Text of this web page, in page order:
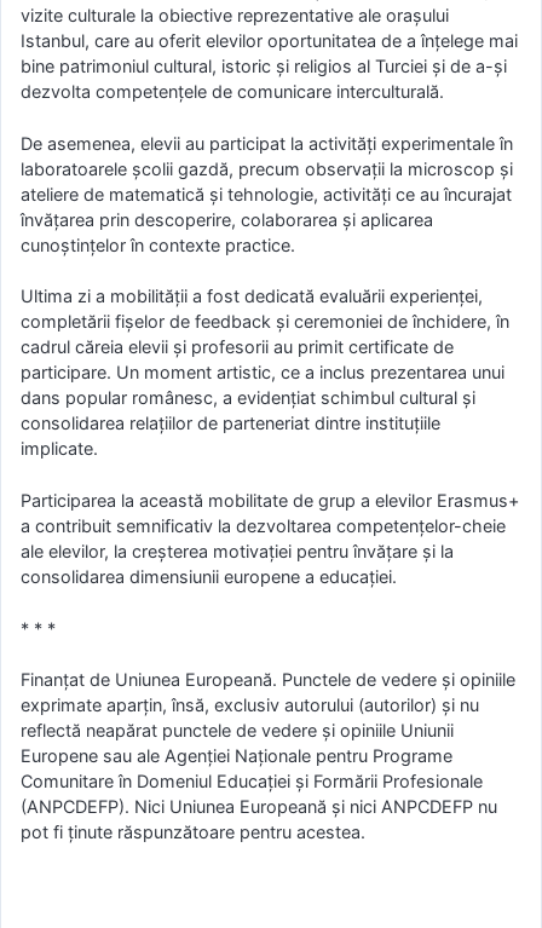
vizite culturale la obiective reprezentative ale orașului
Istanbul, care au oferit elevilor oportunitatea de a înțelege mai
bine patrimoniul cultural, istoric și religios al Turciei și de a-și
dezvolta competențele de comunicare interculturală.
De asemenea, elevii au participat la activități experimentale în
laboratoarele școlii gazdă, precum observații la microscop și
ateliere de matematică și tehnologie, activități ce au încurajat
învățarea prin descoperire, colaborarea și aplicarea
cunoștințelor în contexte practice.
Ultima zi a mobilității a fost dedicată evaluării experienței,
completării fișelor de feedback și ceremoniei de închidere, în
cadrul căreia elevii și profesorii au primit certificate de
participare. Un moment artistic, ce a inclus prezentarea unui
dans popular românesc, a evidențiat schimbul cultural și
consolidarea relațiilor de parteneriat dintre instituțiile
implicate.
Participarea la această mobilitate de grup a elevilor Erasmus+
a contribuit semnificativ la dezvoltarea competențelor-cheie
ale elevilor, la creșterea motivației pentru învățare și la
consolidarea dimensiunii europene a educației.
* * *
Finanțat de Uniunea Europeană. Punctele de vedere și opiniile
exprimate aparțin, însă, exclusiv autorului (autorilor) și nu
reflectă neapărat punctele de vedere și opiniile Uniunii
Europene sau ale Agenției Naționale pentru Programe
Comunitare în Domeniul Educației și Formării Profesionale
(ANPCDEFP). Nici Uniunea Europeană și nici ANPCDEFP nu
pot fi ținute răspunzătoare pentru acestea.